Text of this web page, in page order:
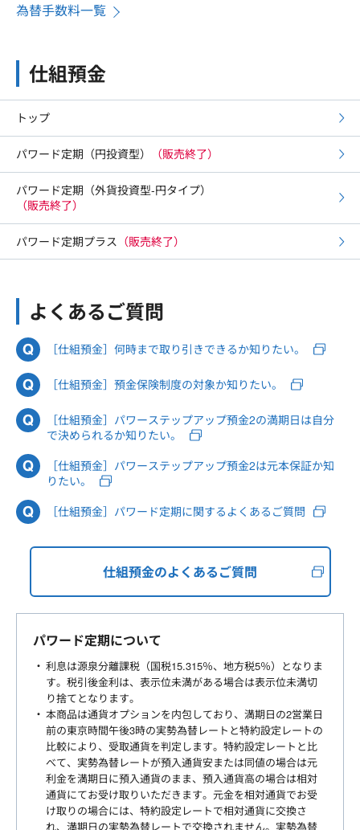
為替手数料一覧
仕組預金
トップ
パワード定期（円投資型） （販売終了）
パワード定期（外貨投資型-円タイプ）
（販売終了）
パワード定期プラス （販売終了）
よくあるご質問
［仕組預金］何時まで取り引きできるか知りたい。
［仕組預金］預金保険制度の対象か知りたい。
［仕組預金］パワーステップアップ預金2の満期日は自分
で決められるか知りたい。
［仕組預金］パワーステップアップ預金2は元本保証か知
りたい。
［仕組預金］パワード定期に関するよくあるご質問
仕組預金のよくあるご質問
パワード定期について
利息は源泉分離課税（国税15.315％、地方税5％）となりま
す。税引後金利は、表示位未満がある場合は表示位未満切
り捨てとなります。
本商品は通貨オプションを内包しており、満期日の2営業日
前の東京時間午後3時の実勢為替レートと特約設定レートの
比較により、受取通貨を判定します。特約設定レートと比
べて、実勢為替レートが預入通貨安または同値の場合は元
利金を満期日に預入通貨のまま、預入通貨高の場合は相対
通貨にてお受け取りいただきます。元金を相対通貨でお受
け取りの場合には、特約設定レートで相対通貨に交換さ
れ、満期日の実勢為替レートで交換されません。実勢為替